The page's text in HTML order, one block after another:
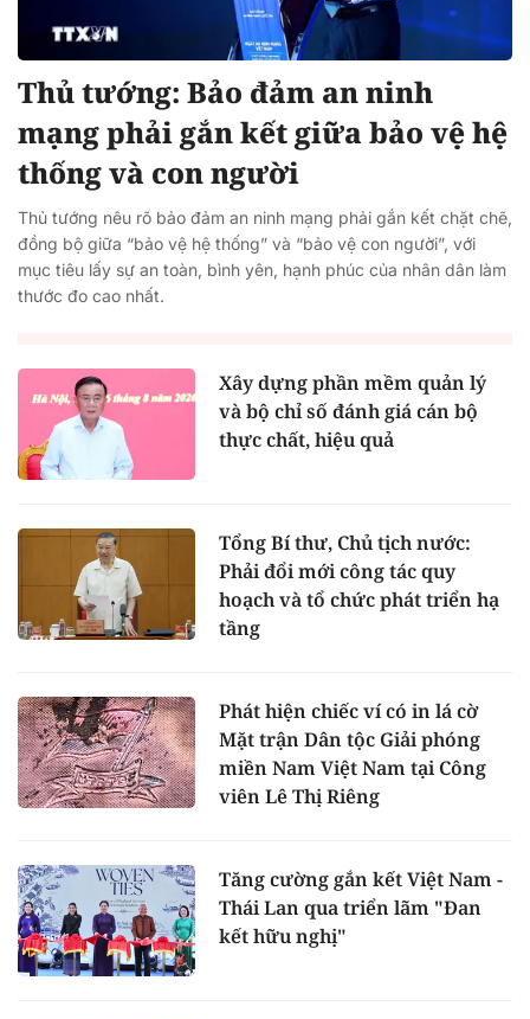
Thủ tướng: Bảo đảm an ninh
mạng phải gắn kết giữa bảo vệ hệ
thống và con người
Thủ tướng nêu rõ bảo đảm an ninh mạng phải gắn kết chặt chẽ,
đồng bộ giữa “bảo vệ hệ thống” và “bảo vệ con người”, với
mục tiêu lấy sự an toàn, bình yên, hạnh phúc của nhân dân làm
thước đo cao nhất.
Xây dựng phần mềm quản lý
và bộ chỉ số đánh giá cán bộ
thực chất, hiệu quả
Tổng Bí thư, Chủ tịch nước:
Phải đổi mới công tác quy
hoạch và tổ chức phát triển hạ
tầng
Phát hiện chiếc ví có in lá cờ
Mặt trận Dân tộc Giải phóng
miền Nam Việt Nam tại Công
viên Lê Thị Riêng
Tăng cường gắn kết Việt Nam -
Thái Lan qua triển lãm "Đan
kết hữu nghị"